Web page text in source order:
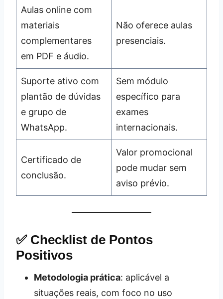
Aulas online com
materiais
complementares
em PDF e áudio.
Não oferece aulas
presenciais.
Suporte ativo com
plantão de dúvidas
e grupo de
WhatsApp.
Sem módulo
específico para
exames
internacionais.
Certificado de
conclusão.
Valor promocional
pode mudar sem
aviso prévio.
✅ Checklist de Pontos
Positivos
Metodologia prática: aplicável a
situações reais, com foco no uso